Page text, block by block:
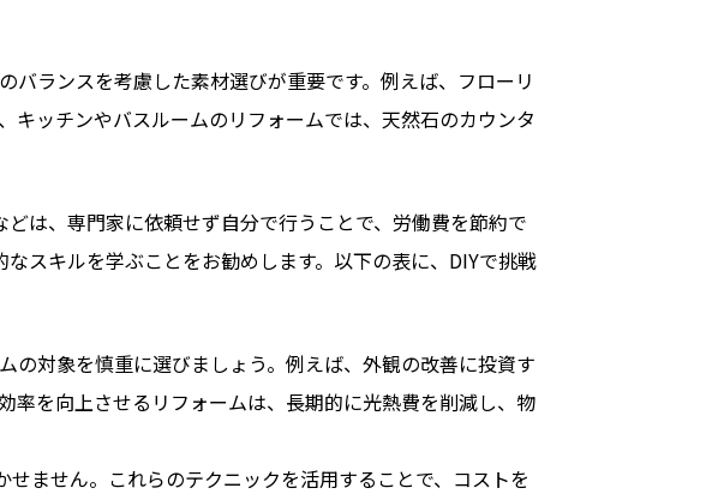
ランスを考慮した素材選びが重要です。例えば、フローリ
ッチンやバスルームのリフォームでは、天然石のカウンタ
は、専門家に依頼せず自分で行うことで、労働費を節約で
スキルを学ぶことをお勧めします。以下の表に、DIYで挑戦
対象を慎重に選びましょう。例えば、外観の改善に投資す
率を向上させるリフォームは、長期的に光熱費を削減し、物
ません。これらのテクニックを活用することで、コストを